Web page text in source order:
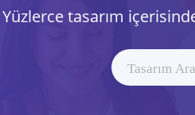
Yüzlerce tasarım